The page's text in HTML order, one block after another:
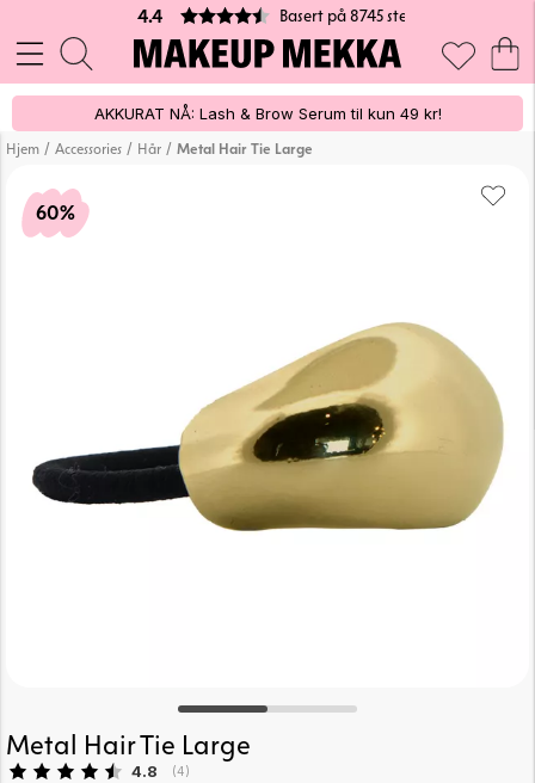
4.4 Basert på 8745 stemmer
AKKURAT NÅ: Lash & Brow Serum til kun 49 kr!
Hjem / Accessories / Hår / Metal Hair Tie Large
60%
Metal Hair Tie Large
Gjennomsnittskarakter:
4.8 (stemmer:
4)